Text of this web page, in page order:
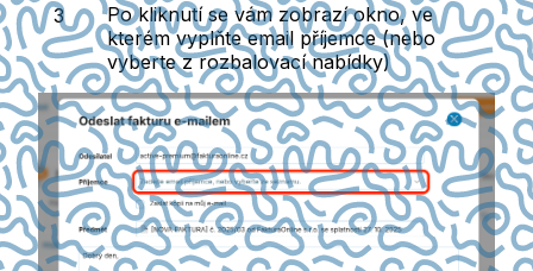
Po kliknutí se vám zobrazí okno, ve
kterém vyplňte email příjemce (nebo
vyberte z rozbalovací nabídky)